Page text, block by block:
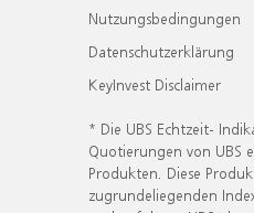
Nutzungsbedingungen
Datenschutzerklärung
KeyInvest Disclaimer
* Die UBS Echtzeit-
Quotierungen von UBS
Produkten. Diese
zugrundeliegenden